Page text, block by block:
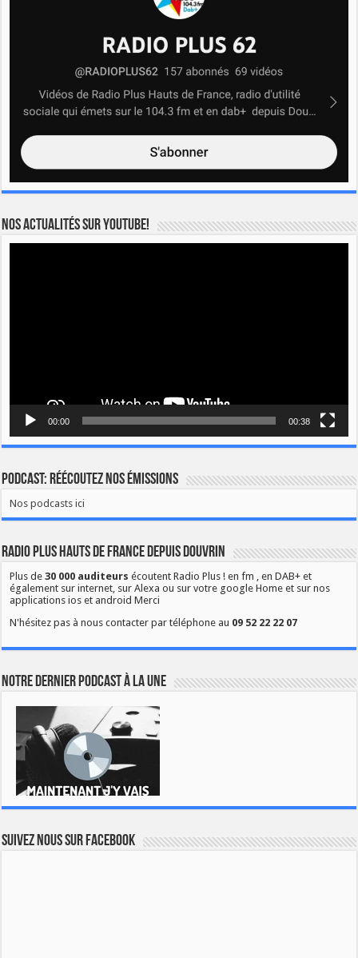
Nos actualités sur YOUTUBE!
00:00 00:38
Podcast: Réécoutez nos émissions
Nos podcasts ici
Radio Plus Hauts de France depuis Douvrin
Plus de30 000 auditeurs écoutent Radio Plus ! en fm , en DAB+ et
également sur internet, sur Alexa ou sur votre google Home et sur nos
applications ios et android Merci
N'hésitez pas à nous contacter par téléphone au 09 52 22 22 07
Notre dernier podcast à la une
Suivez nous sur Facebook